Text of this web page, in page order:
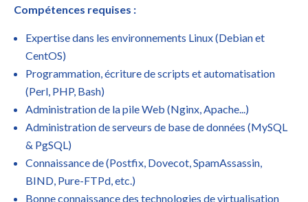
Compétences requises :
Expertise dans les environnements Linux (Debian et
CentOS)
Programmation, écriture de scripts et automatisation
(Perl, PHP, Bash)
Administration de la pile Web (Nginx, Apache...)
Administration de serveurs de base de données (MySQL
& PgSQL)
Connaissance de (Postfix, Dovecot, SpamAssassin,
BIND, Pure-FTPd, etc.)
Bonne connaissance des technologies de virtualisation